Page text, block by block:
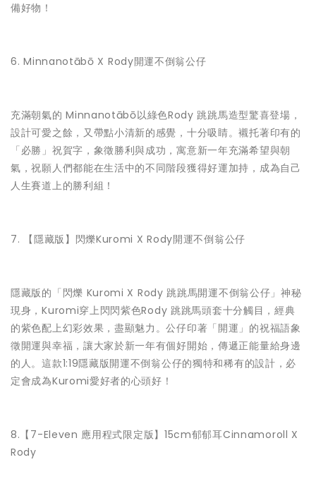
備好物！
6. Minnanotābō X Rody開運不倒翁公仔
充滿朝氣的 Minnanotābō以綠色Rody 跳跳馬造型驚喜登場，
設計可愛之餘，又帶點小清新的感覺，十分吸睛。襯托著印有的
「必勝」祝賀字，象徵勝利與成功，寓意新一年充滿希望與朝
氣，祝願人們都能在生活中的不同階段獲得好運加持，成為自己
人生賽道上的勝利組！
7. 【隱藏版】閃爍Kuromi X Rody開運不倒翁公仔
隱藏版的「閃爍 Kuromi X Rody 跳跳馬開運不倒翁公仔」神秘
現身，Kuromi穿上閃閃紫色Rody 跳跳馬頭套十分觸目，經典
的紫色配上幻彩效果，盡顯魅力。公仔印著「開運」的祝福語象
徵開運與幸福，讓大家於新一年有個好開始，傳遞正能量給身邊
的人。這款1:19隱藏版開運不倒翁公仔的獨特和稀有的設計，必
定會成為Kuromi愛好者的心頭好​！
8.【7-Eleven 應用程式限定版】15cm郁郁耳Cinnamoroll X
Rody